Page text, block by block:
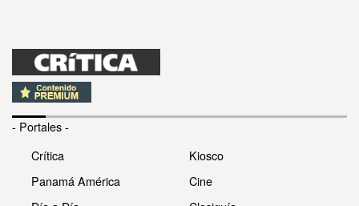
- Portales -
Crítica
Panamá América
Kiosco
Cine